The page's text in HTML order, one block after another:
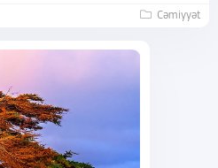
Cəmiyyət